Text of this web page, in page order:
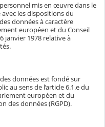
mis en œuvre dans le
les dispositions du
données à caractère
européen et du Conseil
janvier 1978 relative à
données est fondé sur
au sens de l’article 6.1.e du
européen et du
des données (RGPD).